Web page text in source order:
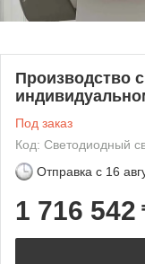
Производство
Под заказ
Код: Светодиодный
Отправка с 16
1 716 542